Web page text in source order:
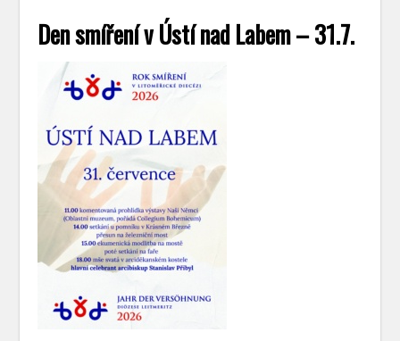
Den smíření v Ústí nad Labem – 31.7.